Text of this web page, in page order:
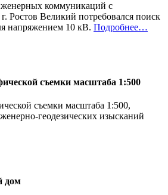
коммуникаций с
Ростов Великий потребовался поиск
напряжением 10 кВ. Подробнее…
съемки масштаба 1:500
съемки масштаба 1:500,
геодезических изысканий
дом